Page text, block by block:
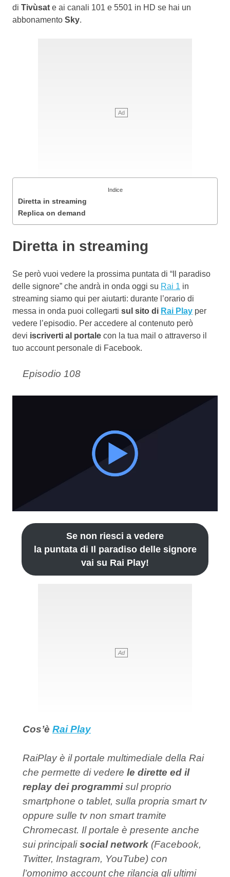
di Tivùsat e ai canali 101 e 5501 in HD se hai un
abbonamento Sky.
Indice
Diretta in streaming
Replica on demand
Diretta in streaming
Se però vuoi vedere la prossima puntata di “Il paradiso
delle signore” che andrà in onda oggi su Rai 1 in
streaming siamo qui per aiutarti: durante l’orario di
messa in onda puoi collegarti sul sito di Rai Play per
vedere l’episodio. Per accedere al contenuto però
devi iscriverti al portale con la tua mail o attraverso il
tuo account personale di Facebook.
Episodio 108
Se non riesci a vedere
la puntata di Il paradiso delle signore
vai su Rai Play!
Cos’è Rai Play
RaiPlay è il portale multimediale della Rai
che permette di vedere le dirette ed il
replay dei programmisul proprio
smartphone o tablet, sulla propria smart tv
oppure sulle tv non smart tramite
Chromecast. Il portale è presente anche
sui principalisocial network (Facebook,
Twitter, Instagram, YouTube) con
l’omonimo account che rilancia gli ultimi